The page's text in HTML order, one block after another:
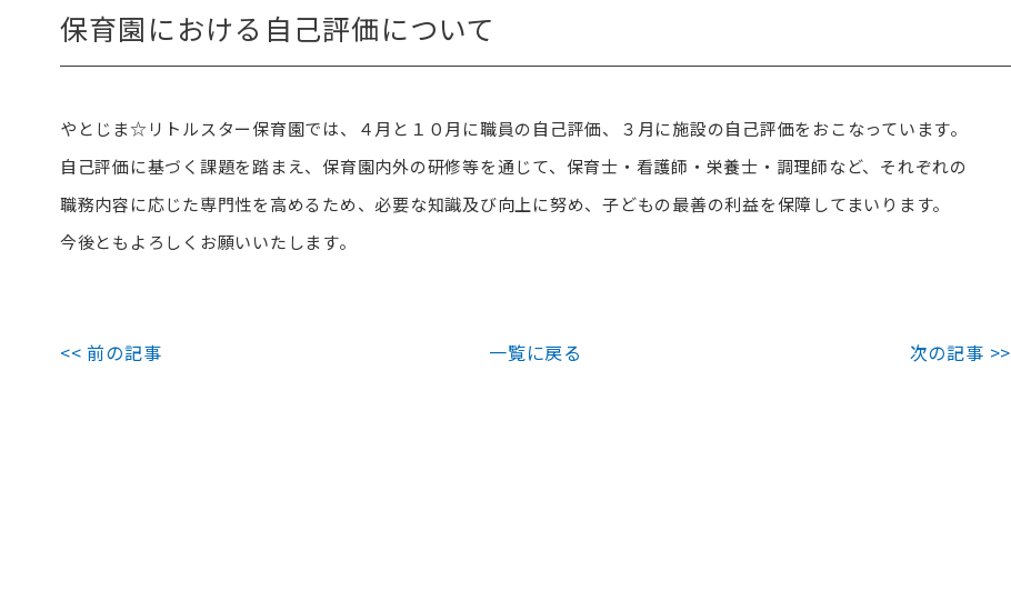
保育園における自己評価について
やとじま☆リトルスター保育園では、４月と１０月に職員の自己評価、３月に施設の自己評価をおこなっています。
自己評価に基づく課題を踏まえ、保育園内外の研修等を通じて、保育士・看護師・栄養士・調理師など、それぞれの
職務内容に応じた専門性を高めるため、必要な知識及び向上に努め、子どもの最善の利益を保障してまいります。
今後ともよろしくお願いいたします。
<< 前の記事 一覧に戻る 次の記事 >>